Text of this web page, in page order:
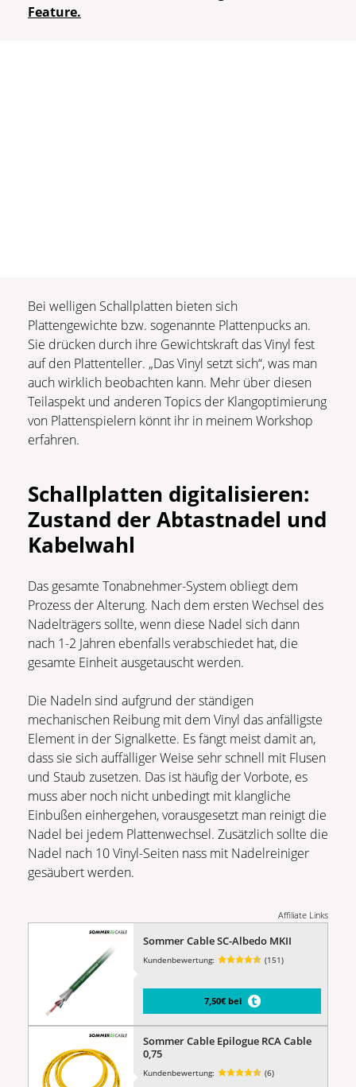
Feature.
Bei welligen Schallplatten bieten sich
Plattengewichte bzw. sogenannte Plattenpucks an.
Sie drücken durch ihre Gewichtskraft das Vinyl fest
auf den Plattenteller. „Das Vinyl setzt sich“, was man
auch wirklich beobachten kann. Mehr über diesen
Teilaspekt und anderen Topics der Klangoptimierung
von Plattenspielern könnt ihr in meinem Workshop
erfahren.
Schallplatten digitalisieren:
Zustand der Abtastnadel und
Kabelwahl
Das gesamte Tonabnehmer-System obliegt dem
Prozess der Alterung. Nach dem ersten Wechsel des
Nadelträgers sollte, wenn diese Nadel sich dann
nach 1-2 Jahren ebenfalls verabschiedet hat, die
gesamte Einheit ausgetauscht werden.
Die Nadeln sind aufgrund der ständigen
mechanischen Reibung mit dem Vinyl das anfälligste
Element in der Signalkette. Es fängt meist damit an,
dass sie sich auffälliger Weise sehr schnell mit Flusen
und Staub zusetzen. Das ist häufig der Vorbote, es
muss aber noch nicht unbedingt mit klangliche
Einbußen einhergehen, vorausgesetzt man reinigt die
Nadel bei jedem Plattenwechsel. Zusätzlich sollte die
Nadel nach 10 Vinyl-Seiten nass mit Nadelreiniger
gesäubert werden.
Affiliate Links
Sommer Cable SC-Albedo MKII
Kundenbewertung: (151)
7,50€ bei
Sommer Cable Epilogue RCA Cable
0,75
Kundenbewertung: (6)